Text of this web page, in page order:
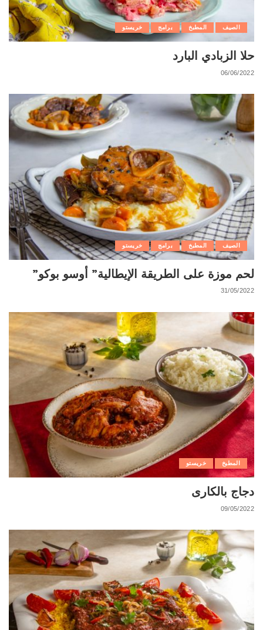
الصيف المطبخ برامج خريستو
حلا الزبادي البارد
06/06/2022
الصيف المطبخ برامج خريستو
لحم موزة على الطريقة الإيطالية” أوسو بوكو”
31/05/2022
المطبخ خريستو
دجاج بالكارى
09/05/2022